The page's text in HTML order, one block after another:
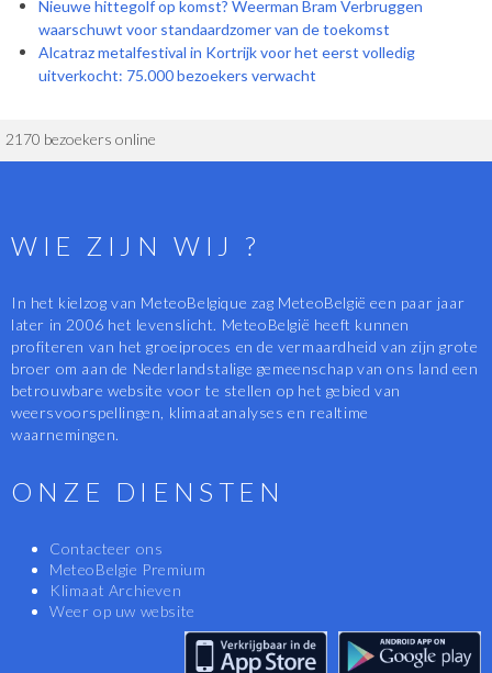
Nieuwe hittegolf op komst? Weerman Bram Verbruggen
waarschuwt voor standaardzomer van de toekomst
Alcatraz metalfestival in Kortrijk voor het eerst volledig
uitverkocht: 75.000 bezoekers verwacht
2170 bezoekers online
WIE ZIJN WIJ ?
In het kielzog van MeteoBelgique zag MeteoBelgië een paar jaar
later in 2006 het levenslicht. MeteoBelgië heeft kunnen
profiteren van het groeiproces en de vermaardheid van zijn grote
broer om aan de Nederlandstalige gemeenschap van ons land een
betrouwbare website voor te stellen op het gebied van
weersvoorspellingen, klimaatanalyses en realtime
waarnemingen.
ONZE DIENSTEN
Contacteer ons
MeteoBelgie Premium
Klimaat Archieven
Weer op uw website